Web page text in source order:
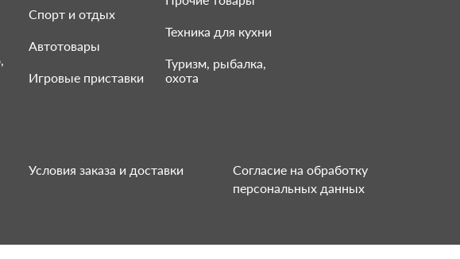
Спорт и отдых
Автотовары
Игровые приставки
Техника для кухни
Туризм, рыбалка,
охота
Условия заказа и доставки
Согласие на обработку
персональных данных